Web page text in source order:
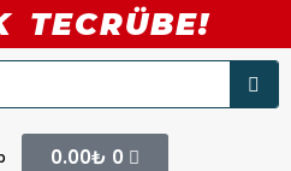
TECRÜBE!
0.00₺ 0